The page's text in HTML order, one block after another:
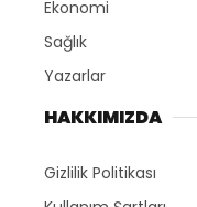
Ekonomi
Sağlık
Yazarlar
HAKKIMIZDA
Gizlilik Politikası